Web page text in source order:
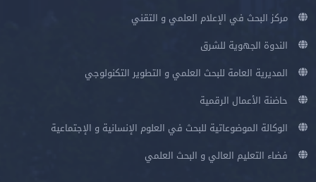
مركز البحث في الإعلام العلمي و التقني
الندوة الجهوية للشرق
المديرية العامة للبحث العلمي و التطوير التكنولوجي
حاضنة الأعمال الرقمية
الوكالة الموضوعاتية للبحث في العلوم الإنسانية و الإجتماعية
فضاء التعليم العالي و البحث العلمي